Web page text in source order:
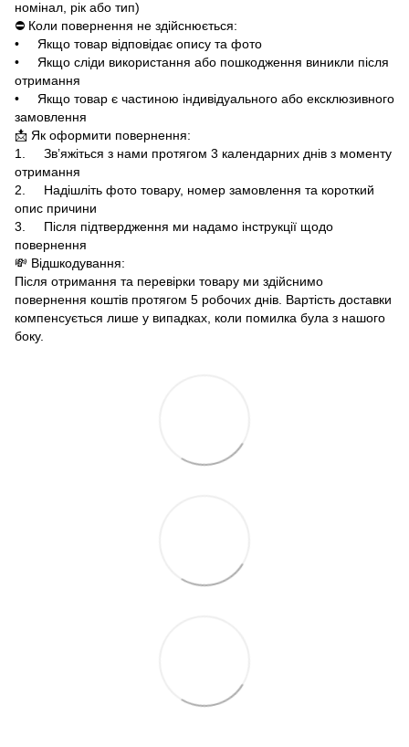
номінал, рік або тип)
⛔ Коли повернення не здійснюється:
• Якщо товар відповідає опису та фото
• Якщо сліди використання або пошкодження виникли після
отримання
• Якщо товар є частиною індивідуального або ексклюзивного
замовлення
📩 Як оформити повернення:
1. Зв’яжіться з нами протягом 3 календарних днів з моменту
отримання
2. Надішліть фото товару, номер замовлення та короткий
опис причини
3. Після підтвердження ми надамо інструкції щодо
повернення
💸 Відшкодування:
Після отримання та перевірки товару ми здійснимо
повернення коштів протягом 5 робочих днів. Вартість доставки
компенсується лише у випадках, коли помилка була з нашого
боку.